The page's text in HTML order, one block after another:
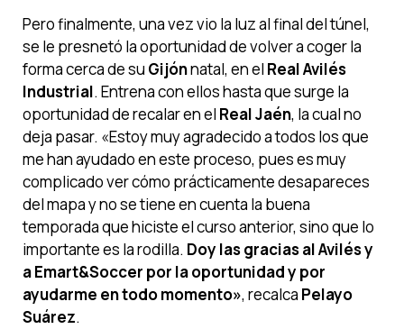
Pero finalmente, una vez vio la luz al final del túnel,
se le presnetó la oportunidad de volver a coger la
forma cerca de su Gijónnatal, en el Real Avilés
Industrial. Entrena con ellos hasta que surge la
oportunidad de recalar en el Real Jaén, la cual no
deja pasar. «Estoy muy agradecido a todos los que
me han ayudado en este proceso, pues es muy
complicado ver cómo prácticamente desapareces
del mapa y no se tiene en cuenta la buena
temporada que hiciste el curso anterior, sino que lo
importante es la rodilla. Doy las gracias al Avilés y
a Emart&Soccer por la oportunidad y por
ayudarme en todo momento», recalca Pelayo
Suárez.